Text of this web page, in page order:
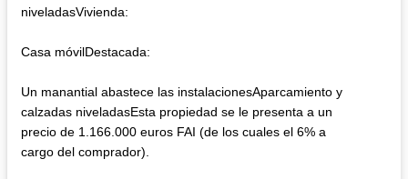
niveladasVivienda:
Casa móvilDestacada:
Un manantial abastece las instalacionesAparcamiento y
calzadas niveladasEsta propiedad se le presenta a un
precio de 1.166.000 euros FAI (de los cuales el 6% a
cargo del comprador).